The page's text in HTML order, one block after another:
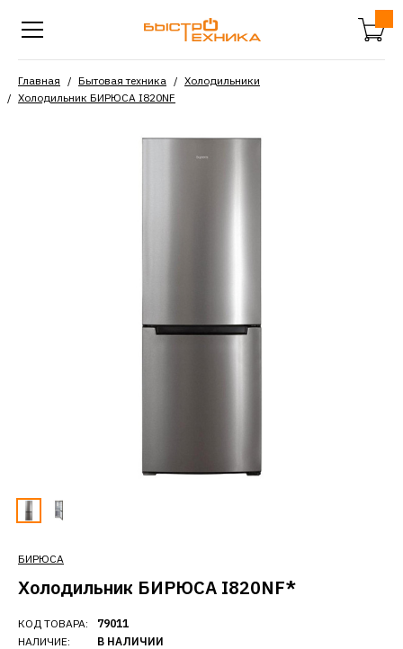
Главная Бытовая техника
Холодильники
Холодильник БИРЮСА I820NF
БИРЮСА
Холодильник БИРЮСА I820NF*
КОД ТОВАРА:
НАЛИЧИЕ:
79011
В НАЛИЧИИ